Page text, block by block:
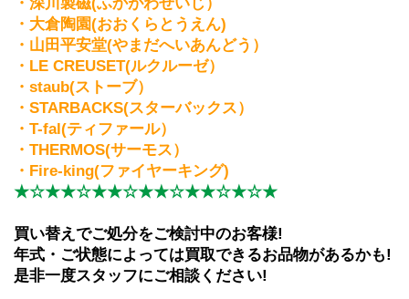
・大倉陶園(おおくらとうえん)
・山田平安堂(やまだへいあんどう）
・LE CREUSET(ルクルーゼ）
・staub(ストーブ）
・STARBACKS(スターバックス）
・T-fal(ティファール）
・THERMOS(サーモス）
・Fire-king(ファイヤーキング)
★☆★★☆★★☆★★☆★★☆★☆★
買い替えでご処分をご検討中のお客様!
年式・ご状態によっては買取できるお品物があるかも!
是非一度スタッフにご相談ください!